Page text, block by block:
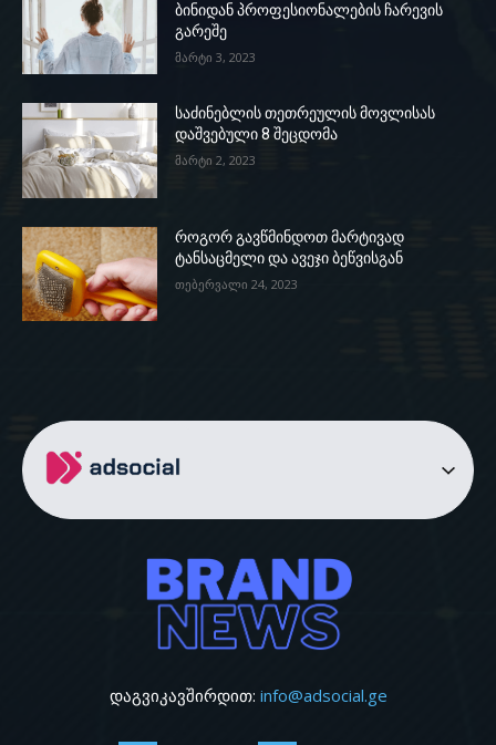
ბინიდან პროფესიონალების ჩარევის
გარეშე
მარტი 3, 2023
საძინებლის თეთრეულის მოვლისას
დაშვებული 8 შეცდომა
მარტი 2, 2023
როგორ გავწმინდოთ მარტივად
ტანსაცმელი და ავეჯი ბეწვისგან
თებერვალი 24, 2023
დაგვიკავშირდით: info@adsocial.ge